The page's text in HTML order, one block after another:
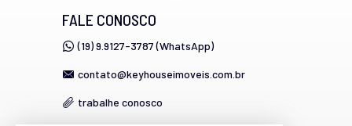
FALE CONOSCO
(19) 9.9127-3787 (WhatsApp)
contato@keyhouseimoveis.com.br
trabalhe conosco